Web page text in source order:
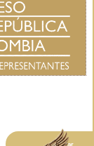
Aceptar